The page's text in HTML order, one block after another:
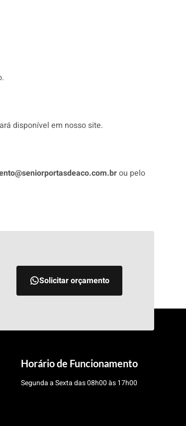
disponível em nosso site.
ou pelo
Solicitar orçamento
Horário de Funcionamento
Segunda a Sexta das 08h00 às 17h00